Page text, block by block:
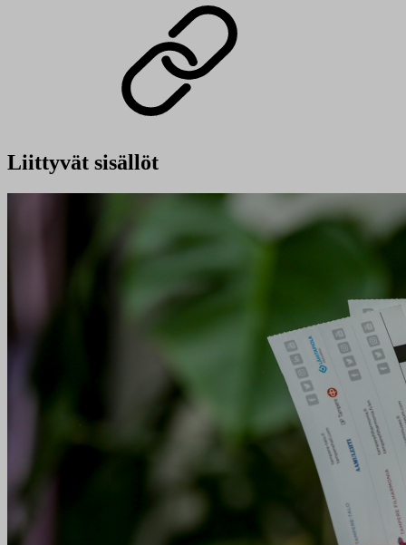
Liittyvät sisällöt